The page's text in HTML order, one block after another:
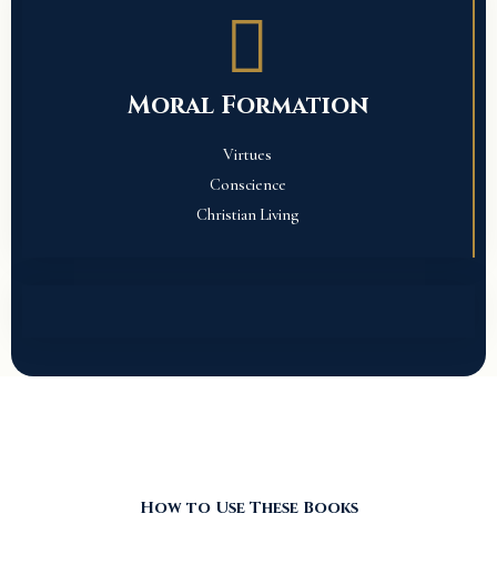
Moral Formation
Virtues
Conscience
Christian Living
How to Use These Books